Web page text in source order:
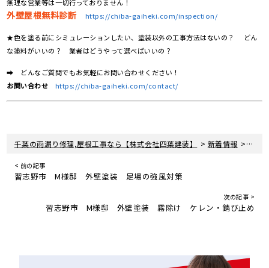
無理な営業等は一切行っておりません！
外壁屋根無料診断 https://chiba-gaiheki.com/inspection/
★色を塗る前にシミュレーションしたい、塗装以外の工事方法はないの？ どん
な塗料がいいの？ 業者はどうやって選べばいいの？
➡ どんなご質問でもお気軽にお問い合わせください！
お問い合わせ
https://chiba-gaiheki.com/contact/
千葉の雨漏り修理,屋根工事なら【株式会社四葉建装】 > 新着情報 > 屋根
< 前の記事
習志野市 M様邸 外壁塗装 足場の強風対策
次の記事 >
習志野市 M様邸 外壁塗装 霧除け ケレン・錆び止め